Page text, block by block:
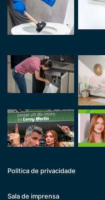
Politica de privacidade
Sala de imprensa